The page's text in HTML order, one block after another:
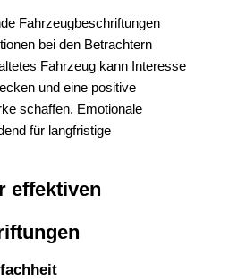
Fahrzeugbeschriftungen
bei den Betrachtern
Fahrzeug kann Interesse
und eine positive
schaffen. Emotionale
für langfristige
effektiven